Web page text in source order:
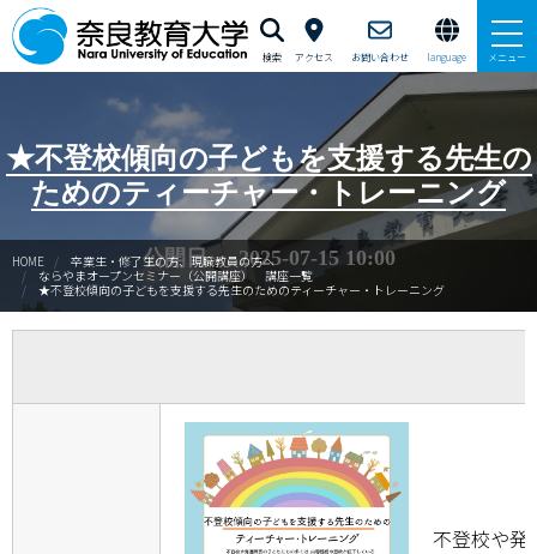
検索 アクセス お問い合わせ language メニュー
本学で学びたい方へ
在学生の方へ
卒業生・修了生の方、現職教員の方へ
自治体・企業の方へ
★不登校傾向の子どもを支援する先生の
ためのティーチャー・トレーニング
公開日 : 2025-07-15 10:00
HOME
卒業生・修了生の方、現職教員の方へ
ならやまオープンセミナー（公開講座） 講座一覧
★不登校傾向の子どもを支援する先生のためのティーチャー・トレーニング
不登校や発